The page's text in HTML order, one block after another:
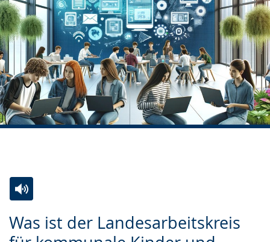
Was ist der Landesarbeitskreis
Leichten
Audio-
Video